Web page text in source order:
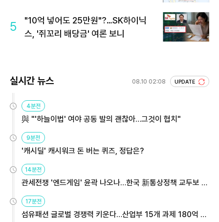
5
"10억 넣어도 25만원"?…SK하이닉
스, '쥐꼬리 배당금' 여론 보니
실시간 뉴스 08.10 02:08 UPDATE
4분전
與 "'하늘이법' 여야 공동 발의 괜찮아…그것이 협치"
9분전
'캐시딜' 캐시워크 돈 버는 퀴즈, 정답은?
14분전
관세전쟁 '엔드게임' 윤곽 나오나…한국 新통상정책 교두보 활
17분전
섬유패션 글로벌 경쟁력 키운다…산업부 15개 과제 180억 지